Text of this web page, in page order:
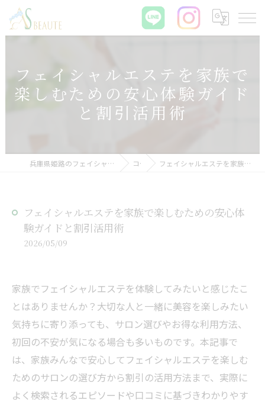
フェイシャルエステを家族で
楽しむための安心体験ガイド
と割引活用術
兵庫県姫路のフェイシャルエステなら肌質改善サロン ASBEAUTE コラム フェイシャルエステを家族で楽しむための安心体験ガイドと割引活用術
フェイシャルエステを家族で楽しむための安心体
験ガイドと割引活用術
2026/05/09
家族でフェイシャルエステを体験してみたいと感じたこ
とはありませんか？大切な人と一緒に美容を楽しみたい
気持ちに寄り添っても、サロン選びやお得な利用方法、
初回の不安が気になる場合も多いものです。本記事で
は、家族みんなで安心してフェイシャルエステを楽しむ
ためのサロンの選び方から割引の活用方法まで、実際に
よく検索されるエピソードや口コミに基づきわかりやす